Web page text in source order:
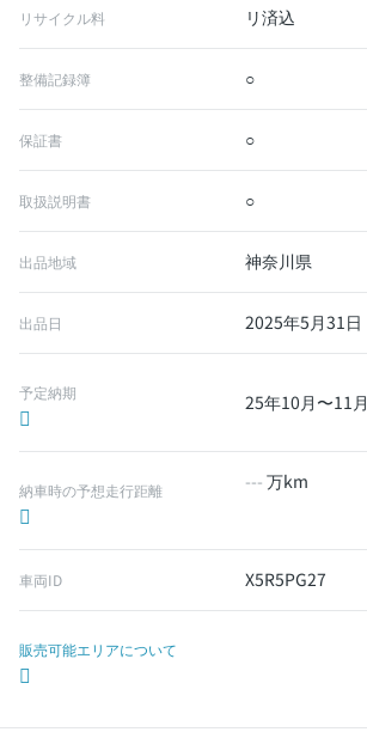
リサイクル料 リ済込
整備記録簿 ○
保証書 ○
取扱説明書 ○
出品地域 神奈川県
出品日 2025年5月31日
予定納期 25年10月〜11月
納車時の予想走行距離 --- 万km
車両ID X5R5PG27
販売可能エリアについて